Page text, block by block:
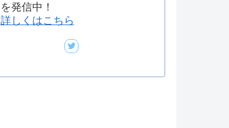
を発信中！
詳しくはこちら